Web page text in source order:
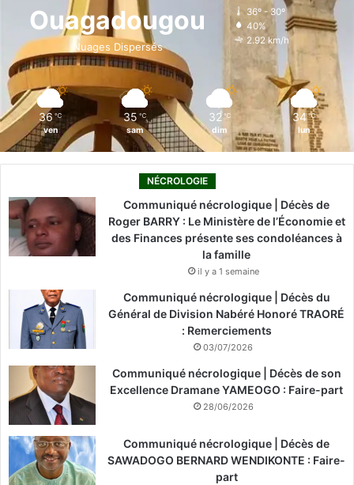
o
k
i
n
g
r
k
Ouagadougou
Nuages Dispersés
36º - 30º
40%
2.92 km/h
36 ℃
ven
35 ℃
sam
32 ℃
dim
34 ℃
lun
NÉCROLOGIE
Communiqué nécrologique | Décès de
Roger BARRY : Le Ministère de l’Économie et
des Finances présente ses condoléances à
la famille
il y a 1 semaine
Communiqué nécrologique | Décès du
Général de Division Nabéré Honoré TRAORÉ
: Remerciements
03/07/2026
Communiqué nécrologique | Décès de son
Excellence Dramane YAMEOGO : Faire-part
28/06/2026
Communiqué nécrologique | Décès de
SAWADOGO BERNARD WENDIKONTE : Faire-
part